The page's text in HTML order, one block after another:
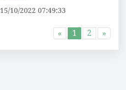
15/10/2022 07:49:33
« 1 2 »